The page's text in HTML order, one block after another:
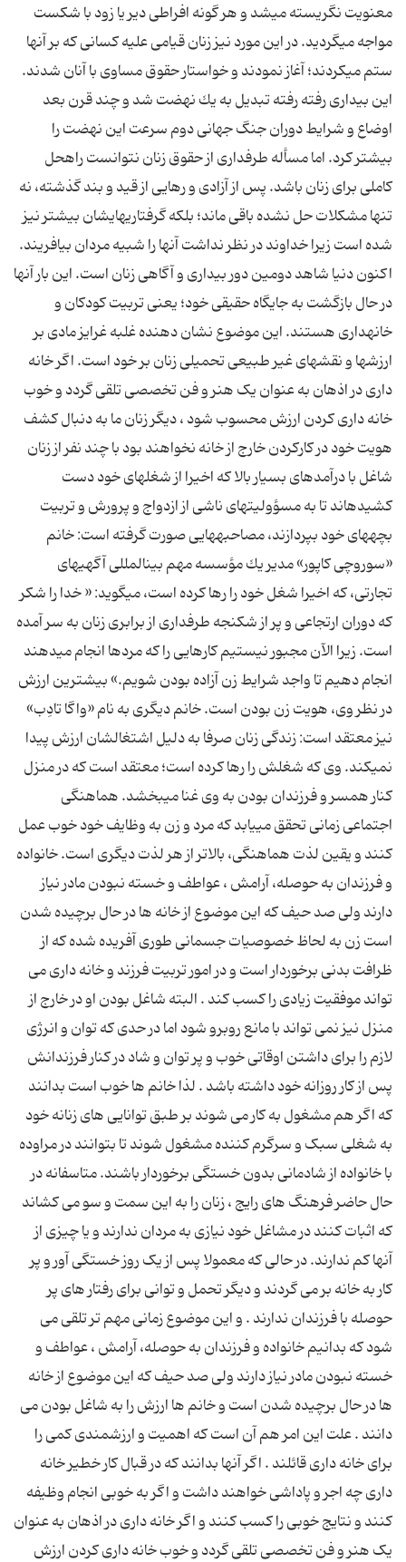
معنویت نگریسته مى‏شد و هر گونه افراطى دیر یا زود با شكست
مواجه می‏گردید. در این مورد نیز زنان قیامى علیه كسانى كه بر آنها
ستم مى‏كردند؛ آغاز نمودند و خواستار حقوق مساوى با آنان شدند.
این بیدارى رفته رفته تبدیل به یك نهضت شد و چند قرن بعد
اوضاع و شرایط دوران جنگ جهانى دوم سرعت این نهضت را
بیشتر كرد. اما مسأله طرفدارى از حقوق زنان نتوانست راه‏حل
كاملى براى زنان باشد. پس از آزادى و رهایى از قید و بند گذشته، نه
تنها مشكلات حل نشده باقی ماند؛ بلكه گرفتاری‏هایشان بیشتر نیز
شده است زیرا خداوند در نظر نداشت آنها را شبیه مردان بیافریند.
اكنون دنیا شاهد دومین دور بیدارى و آگاهى زنان است. این بار آنها
در حال بازگشت به جایگاه حقیقى خود؛ یعنى تربیت كودكان و
خانه‏دارى هستند. این موضوع نشان دهنده غلبه غرایز مادى بر
ارزش‏ها و نقش‏هاى غیر طبیعى تحمیلى زنان بر خود است. اگر خانه
داری در اذهان به عنوان یک هنر و فن تخصصی تلقی گردد و خوب
خانه داری کردن ارزش محسوب شود ، دیگر زنان ما به دنبال کشف
هویت خود در کارکردن خارج از خانه نخواهند بود با چند نفر از زنان
شاغل با درآمدهاى بسیار بالا كه اخیرا از شغل‏هاى خود دست
كشیده‏اند تا به مسؤولیت‏هاى ناشى از ازدواج و پرورش و تربیت
بچه‏هاى خود بپردازند، مصاحبه‏هایى صورت گرفته است: خانم
«سوروچى كاپور» مدیر یك مؤسسه مهم بین‏المللى آگهى‏هاى
تجارتى، كه اخیرا شغل خود را رها كرده است، مى‏گوید: « خدا را شكر
كه دوران ارتجاعى و پر از شكنجه طرفدارى از برابرى زنان به سر آمده
است. زیرا الآن مجبور نیستیم كارهایى را كه مردها انجام مى‏دهند
انجام دهیم تا واجد شرایط زن آزاده بودن شویم.» بیشترین ارزش
در نظر وى، هویت زن بودن است. خانم دیگرى به نام «واگا تادِب»
نیز معتقد است: زندگى زنان صرفا به دلیل اشتغال‏شان ارزش پیدا
نمى‏كند. وى كه شغلش را رها كرده است؛ معتقد است که در منزل
كنار همسر و فرزندان بودن به وى غنا مى‏بخشد. هماهنگى
اجتماعى زمانی تحقق مى‏یابد كه مرد و زن به وظایف خود خوب عمل
كنند و یقین لذت هماهنگى، بالاتر از هر لذت دیگرى است. خانواده
و فرزندان به حوصله، آرامش ، عواطف و خسته نبودن مادر نیاز
دارند ولی صد حیف که این موضوع از خانه ها در حال برچیده شدن
است زن به لحاظ خصوصیات جسمانی طوری آفریده شده که از
ظرافت بدنی برخوردار است و در امور تربیت فرزند و خانه داری می
تواند موفقیت زیادی را کسب کند . البته شاغل بودن او در خارج از
منزل نیز نمی تواند با مانع روبرو شود اما در حدی که توان و انرژی
لازم را برای داشتن اوقاتی خوب و پر توان و شاد در کنار فرزندانش
پس از کار روزانه خود داشته باشد . لذا خانم ها خوب است بدانند
که اگر هم مشغول به کار می شوند بر طبق توانایی های زنانه خود
به شغلی سبک و سرگرم کننده مشغول شوند تا بتوانند در مراوده
با خانواده از شادمانی بدون خستگی برخوردار باشند. متاسفانه در
حال حاضر فرهنگ های رایج ، زنان را به این سمت و سو می کشاند
که اثبات کنند در مشاغل خود نیازی به مردان ندارند و یا چیزی از
آنها کم ندارند. در حالی که معمولا پس از یک روز خستگی آور و پر
کار به خانه بر می گردند و دیگر تحمل و توانی برای رفتار های پر
حوصله با فرزندان ندارند . و این موضوع زمانی مهم تر تلقی می
شود که بدانیم خانواده و فرزندان به حوصله، آرامش ، عواطف و
خسته نبودن مادر نیاز دارند ولی صد حیف که این موضوع از خانه
ها در حال برچیده شدن است و خانم ها ارزش را به شاغل بودن می
دانند . علت این امر هم آن است که اهمیت و ارزشمندی کمی را
برای خانه داری قائلند . اگر آنها بدانند که در قبال کار خطیر خانه
داری چه اجر و پاداشی خواهند داشت و اگر به خوبی انجام وظیفه
کنند و نتایج خوبی را کسب کنند و اگر خانه داری در اذهان به عنوان
یک هنر و فن تخصصی تلقی گردد و خوب خانه داری کردن ارزش